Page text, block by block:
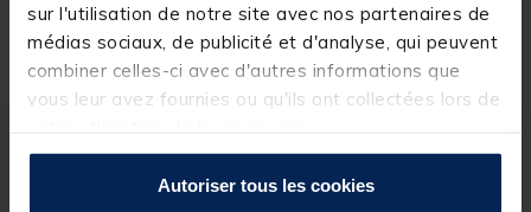
sur l'utilisation de notre site avec nos partenaires de
médias sociaux, de publicité et d'analyse, qui peuvent
combiner celles-ci avec d'autres informations que
vous leur avez fournies ou qu'ils ont collectées lors de
Autoriser tous les cookies
Livraison gratuite en point relais et magasin
Retour gratuit, 1 mois pour changer d’avis
Description Spécifications